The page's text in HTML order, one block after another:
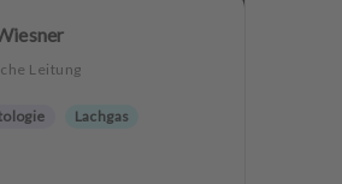
Leitung
Lachgas